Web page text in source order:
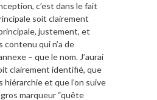
c’est dans le fait
soit clairement
justement, et
contenu qui n’a de
– que le nom. J’aurai
clairement identifié, que
et que l’on suive
marqueur “quête